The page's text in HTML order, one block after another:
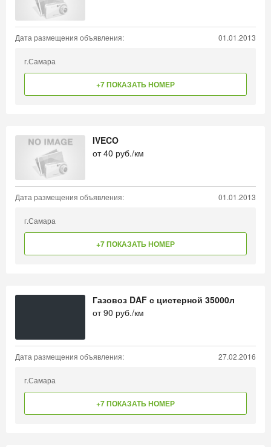
Дата размещения объявления: 01.01.2013
г.Самара
+7 ПОКАЗАТЬ НОМЕР
IVECO
от40 руб./км
Дата размещения объявления: 01.01.2013
г.Самара
+7 ПОКАЗАТЬ НОМЕР
Газовоз DAF с цистерной 35000л
от90 руб./км
Дата размещения объявления: 27.02.2016
г.Самара
+7 ПОКАЗАТЬ НОМЕР